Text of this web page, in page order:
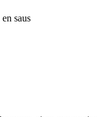
saus